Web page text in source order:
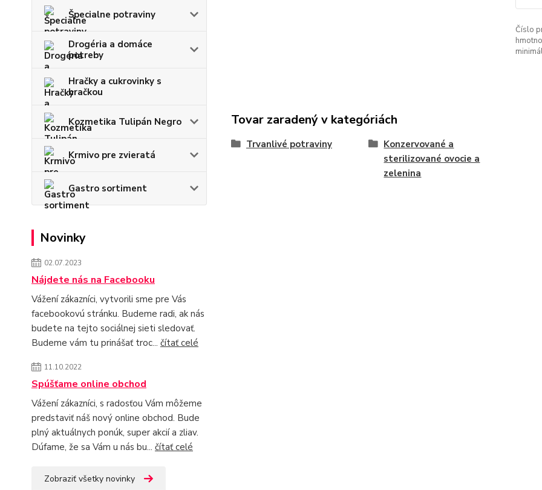
Špecialne potraviny
Drogéria a domáce
potreby
Hračky a cukrovinky s
hračkou
Kozmetika Tulipán Negro
Krmivo pre zvieratá
Gastro sortiment
Novinky
02.07.2023
Nájdete nás na Facebooku
Vážení zákazníci, vytvorili sme pre Vás
facebookovú stránku. Budeme radi, ak nás
budete na tejto sociálnej sieti sledovať.
Budeme vám tu prinášať troc... čítať celé
11.10.2022
Spúšťame online obchod
Vážení zákazníci, s radosťou Vám môžeme
predstaviť náš nový online obchod. Bude
plný aktuálnych ponúk, super akcií a zliav.
Dúfame, že sa Vám u nás bu... čítať celé
Zobraziť všetky novinky
Číslo
Tovar zaradený v kategóriách
Trvanlivé potraviny
Konzervované a
sterilizované ovocie a
zelenina